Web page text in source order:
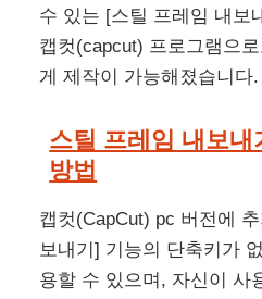
수 있는 [스틸 프레임 내보
캡컷(capcut) 프로그램으
게 제작이 가능해졌습니다.
스틸 프레임 내보내
방법
캡컷(CapCut) pc 버전에
보내기] 기능의 단축키가
용할 수 있으며, 자신이 사